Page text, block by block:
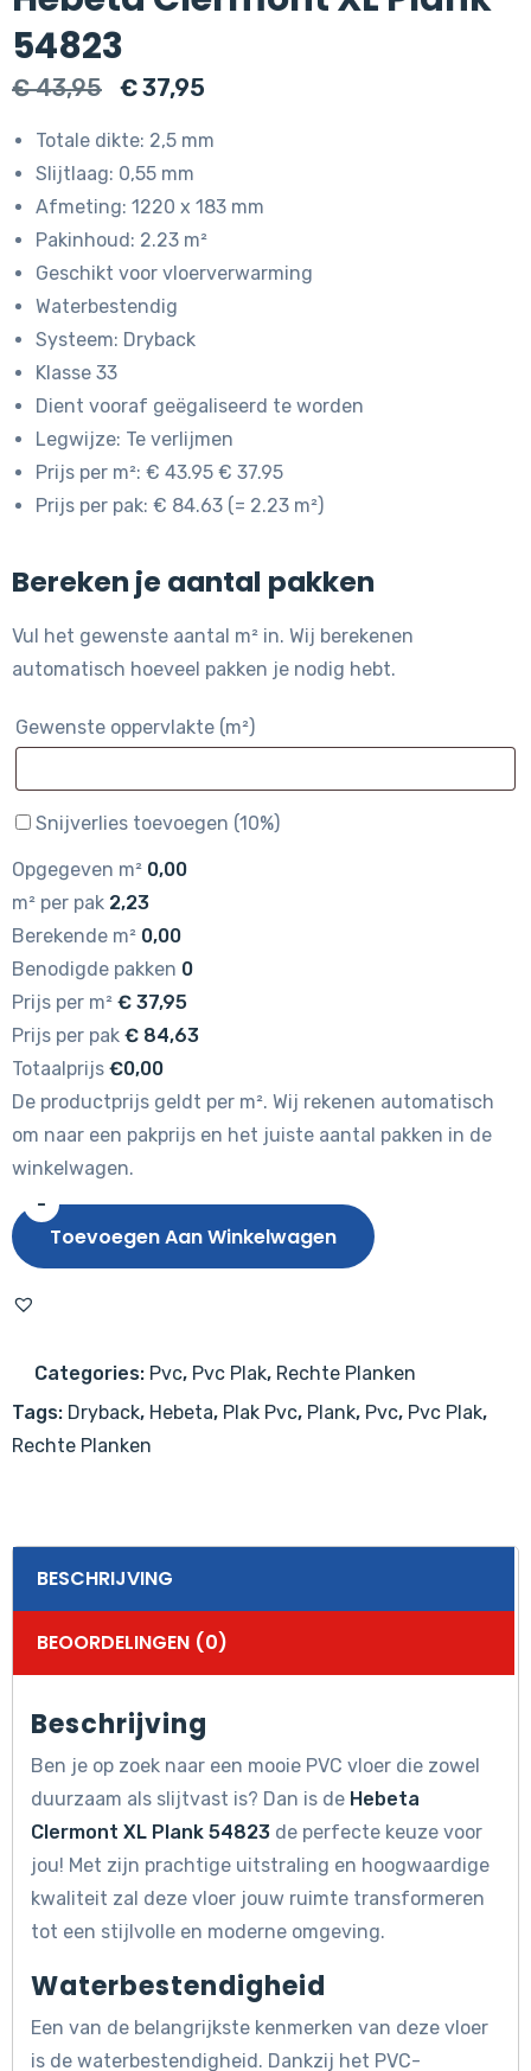
54823
€43,95
Oorspronkelijke
€ 43,95.
€37,95
€ 37,95.
Totale dikte: 2,5 mm
Slijtlaag: 0,55 mm
Afmeting: 1220 x 183 mm
Pakinhoud: 2.23 m²
Geschikt voor vloerverwarming
Waterbestendig
Systeem: Dryback
Klasse 33
Dient vooraf geëgaliseerd te worden
Legwijze: Te verlijmen
Prijs per m²: € 43.95 € 37.95
Prijs per pak: € 84.63 (= 2.23 m²)
Bereken je aantal pakken
Vul het gewenste aantal m² in. Wij berekenen
automatisch hoeveel pakken je nodig hebt.
Gewenste oppervlakte (m²)
Snijverlies toevoegen (10%)
Opgegeven m² 0,00
m² per pak 2,23
Berekende m² 0,00
Benodigde pakken 0
Prijs per m² € 37,95
Prijs per pak € 84,63
Totaalprijs €0,00
De productprijs geldt per m². Wij rekenen automatisch
om naar een pakprijs en het juiste aantal pakken in de
winkelwagen.
-
Hebeta
Clermont
Plank
aantal
Toevoegen Aan Winkelwagen
Categories: Pvc, Pvc Plak, Rechte Planken
Tags: Dryback, Hebeta, Plak Pvc, Plank, Pvc, Pvc Plak,
Rechte Planken
BESCHRIJVING
BEOORDELINGEN (0)
Beschrijving
Ben je op zoek naar een mooie PVC vloer die zowel
duurzaam als slijtvast is? Dan is de Hebeta
Clermont XL Plank 54823 de perfecte keuze voor
jou! Met zijn prachtige uitstraling en hoogwaardige
kwaliteit zal deze vloer jouw ruimte transformeren
tot een stijlvolle en moderne omgeving.
Waterbestendigheid
Een van de belangrijkste kenmerken van deze vloer
is de waterbestendigheid. Dankzij het PVC-